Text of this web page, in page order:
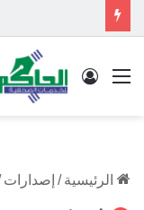
القائمة تسجيل الدخول
الرئيسية / إصدارات